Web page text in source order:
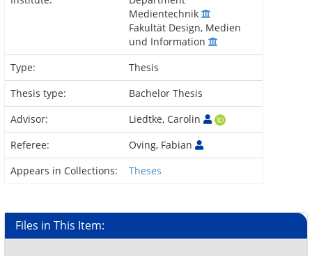
Medientechnik
Fakultät Design, Medien
und Information
Type:
Thesis
Thesis type:
Bachelor Thesis
Advisor:
Liedtke, Carolin
Referee:
Oving, Fabian
Appears in Collections:
Theses
Files in This Item: